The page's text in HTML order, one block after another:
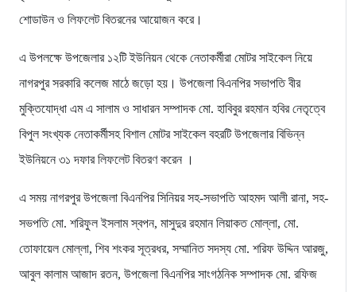
শোডাউন ও লিফলেট বিতরনের আয়োজন করে।
এ উপলক্ষে উপজেলার ১২টি ইউনিয়ন থেকে নেতাকর্মীরা মোটর সাইকেল নিয়ে
নাগরপুর সরকারি কলেজ মাঠে জড়ো হয়। উপজেলা বিএনপির সভাপতি বীর
মুক্তিযোদ্ধা এম এ সালাম ও সাধারন সম্পাদক মো. হাবিবুর রহমান হবির নেতৃত্বে
বিপুল সংখ্যক নেতাকর্মীসহ বিশাল মোটর সাইকেল বহরটি উপজেলার বিভিন্ন
ইউনিয়নে ৩১ দফার লিফলেট বিতরণ করেন ।
এ সময় নাগরপুর উপজেলা বিএনপির সিনিয়র সহ-সভাপতি আহমদ আলী রানা, সহ-
সভপতি মো. শরিফুল ইসলাম স্বপন, মাসুদুর রহমান লিয়াকত মোল্লা, মো.
তোফায়েল মোল্লা, শিব শংকর সূত্রধর, সম্মানিত সদস্য মো. শরিফ উদ্দিন আরজু,
আবুল কালাম আজাদ রতন, উপজেলা বিএনপির সাংগঠনিক সম্পাদক মো. রফিজ